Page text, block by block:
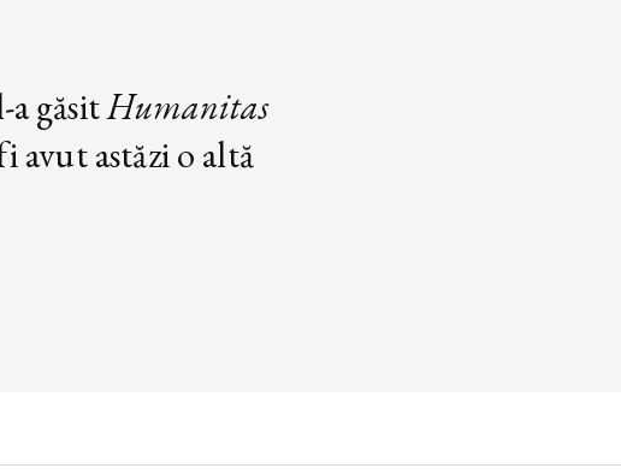
a găsitHumanitas
astăzi o altă